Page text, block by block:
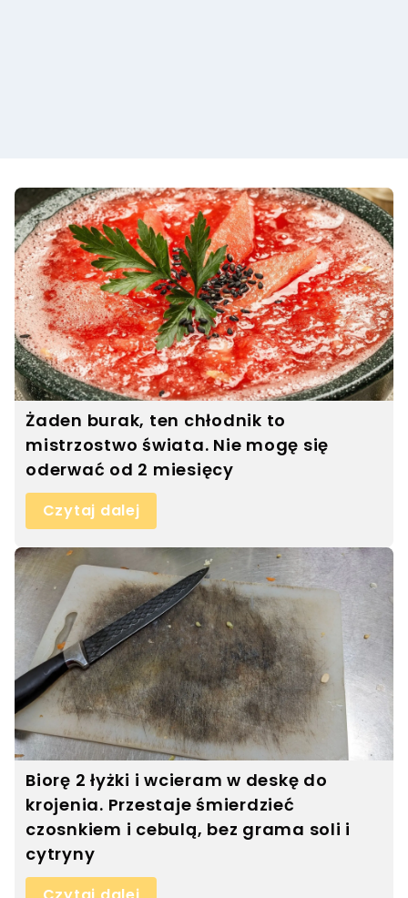
Żaden burak, ten chłodnik to
mistrzostwo świata. Nie mogę się
oderwać od 2 miesięcy
Czytaj dalej
Biorę 2 łyżki i wcieram w deskę do
krojenia. Przestaje śmierdzieć
czosnkiem i cebulą, bez grama soli i
cytryny